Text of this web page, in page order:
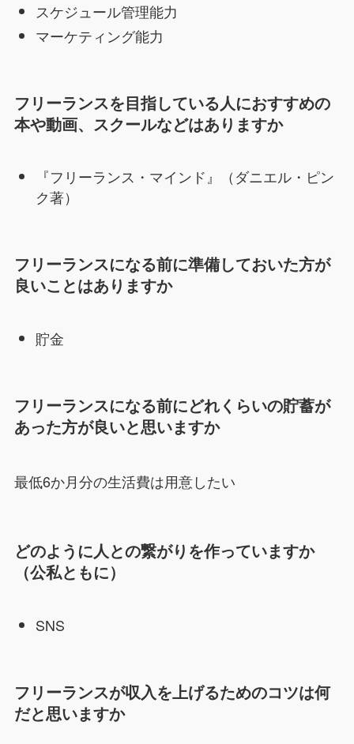
スケジュール管理能力
マーケティング能力
フリーランスを目指している人におすすめの
本や動画、スクールなどはありますか
『フリーランス・マインド』（ダニエル・ピン
ク著）
フリーランスになる前に準備しておいた方が
良いことはありますか
貯金
フリーランスになる前にどれくらいの貯蓄が
あった方が良いと思いますか
最低6か月分の生活費は用意したい
どのように人との繋がりを作っていますか
（公私ともに）
SNS
フリーランスが収入を上げるためのコツは何
だと思いますか